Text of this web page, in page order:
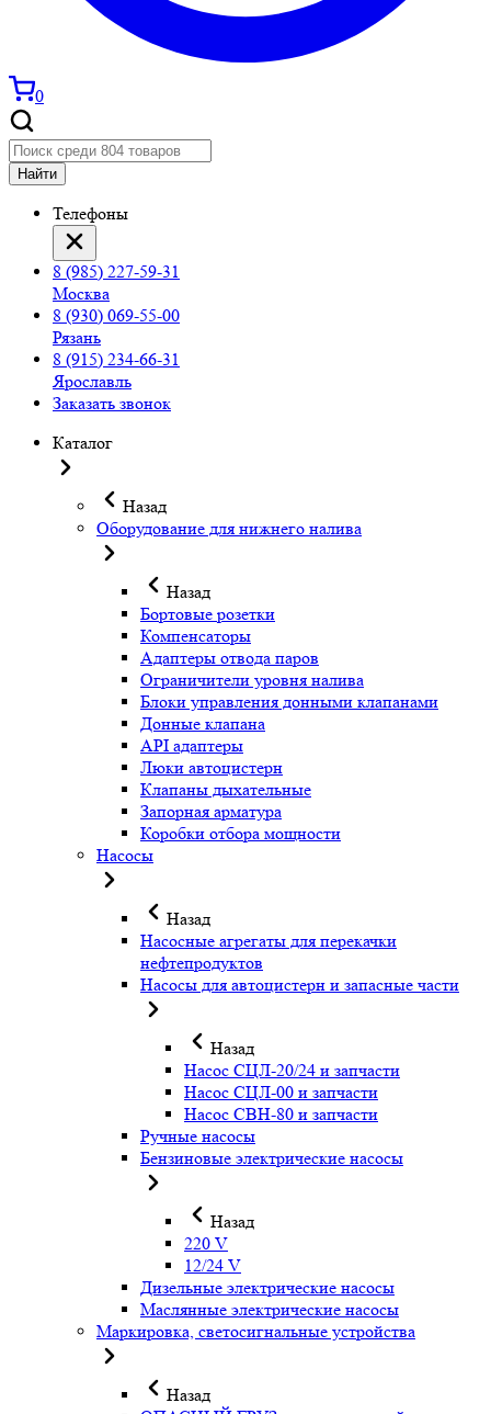
0
Найти
Телефоны
8 (985) 227-59-31
Москва
8 (930) 069-55-00
Рязань
8 (915) 234-66-31
Ярославль
Заказать звонок
Каталог
Назад
Оборудование для нижнего налива
Назад
Бортовые розетки
Компенсаторы
Адаптеры отвода паров
Ограничители уровня налива
Блоки управления донными клапанами
Донные клапана
API адаптеры
Люки автоцистерн
Клапаны дыхательные
Запорная арматура
Коробки отбора мощности
Насосы
Назад
Насосные агрегаты для перекачки
нефтепродуктов
Насосы для автоцистерн и запасные части
Назад
Насос СЦЛ-20/24 и запчасти
Насос СЦЛ-00 и запчасти
Насос СВН-80 и запчасти
Ручные насосы
Бензиновые электрические насосы
Назад
220 V
12/24 V
Дизельные электрические насосы
Маслянные электрические насосы
Маркировка, светосигнальные устройства
Назад